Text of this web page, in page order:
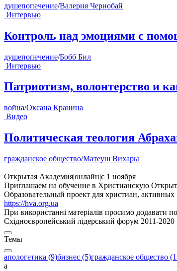
душепопечение/Валерия Чернобай
Интервью
Контроль над эмоциями с
душепопечение/Бобб Бил
Интервью
Патриотизм, волонтерство и
война/Оксана Кранина
Видео
Политическая теология
гражданское общество/Матеуш Вихары
Открытая Академия|онлайн|с 1 ноября
Приглашаем на обучение в Христианскую
Образовательный проект для христиан,
https://hva.org.ua
При використанні матеріалів просимо додавати
Східноєвропейський лідерський форум 2011-2020
Темы
апологетика (9)бизнес (5)гражданское общество
а